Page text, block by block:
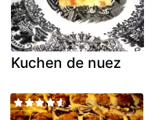
Kuchen de nuez